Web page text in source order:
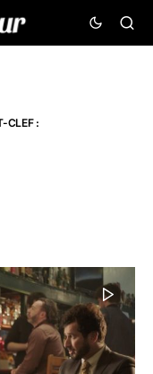
CLEF :